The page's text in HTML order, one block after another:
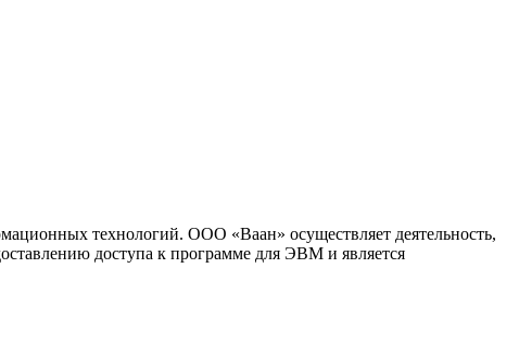
технологий. ООО «Ваан» осуществляет деятельность,
доступа к программе для ЭВМ и является